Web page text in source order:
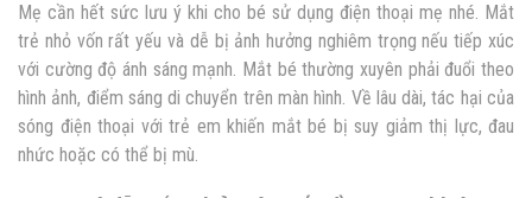
Mẹ cần hết sức lưu ý khi cho bé sử dụng điện thoại mẹ nhé. Mắt
trẻ nhỏ vốn rất yếu và dễ bị ảnh hưởng nghiêm trọng nếu tiếp xúc
với cường độ ánh sáng mạnh. Mắt bé thường xuyên phải đuổi theo
hình ảnh, điểm sáng di chuyển trên màn hình. Về lâu dài, tác hại của
sóng điện thoại với trẻ em khiến mắt bé bị suy giảm thị lực, đau
nhức hoặc có thể bị mù.